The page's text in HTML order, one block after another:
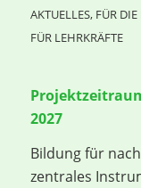
AKTUELLES, FÜR
FÜR LEHRKRÄFTE
2027
Bildung für
zentrales